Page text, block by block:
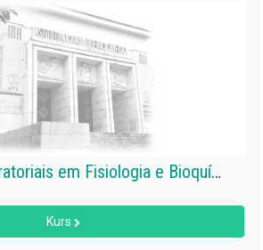
Métodos Laboratoriais em Fisiologia e Bioquímica do Exercício I
Kurs